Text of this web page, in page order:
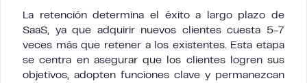
La retención determina el éxito a largo plazo de
SaaS, ya que adquirir nuevos clientes cuesta 5-7
veces más que retener a los existentes. Esta etapa
se centra en asegurar que los clientes logren sus
objetivos, adopten funciones clave y permanezcan